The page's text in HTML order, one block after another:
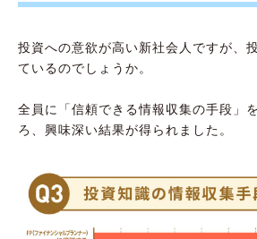
投資への意欲が高い新社会人ですが、
ているのでしょうか。
全員に「信頼できる情報収集の手段」
ろ、興味深い結果が得られました。